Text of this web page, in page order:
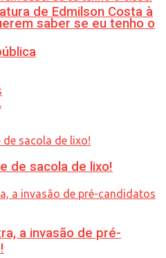
de Edmilson Costa à
saber se eu tenho o
de sacola de lixo!
a invasão de pré-